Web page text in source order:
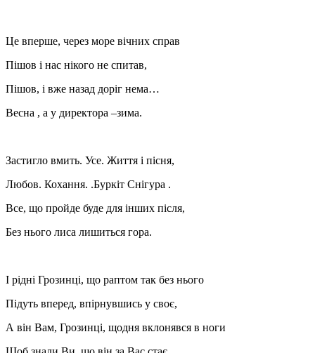
Це вперше, через море вічних справ
Пішов і нас нікого не спитав,
Пішов, і вже назад доріг нема…
Весна , а у директора –зима.
Застигло вмить. Усе. Життя і пісня,
Любов. Кохання. .Буркіт Снігура .
Все, що пройде буде для інших після,
Без нього лиса лишиться гора.
І рідні Грозинці, що раптом так без нього
Підуть вперед, впірнувшись у своє,
А він Вам, Грозинці, щодня вклонявся в ноги